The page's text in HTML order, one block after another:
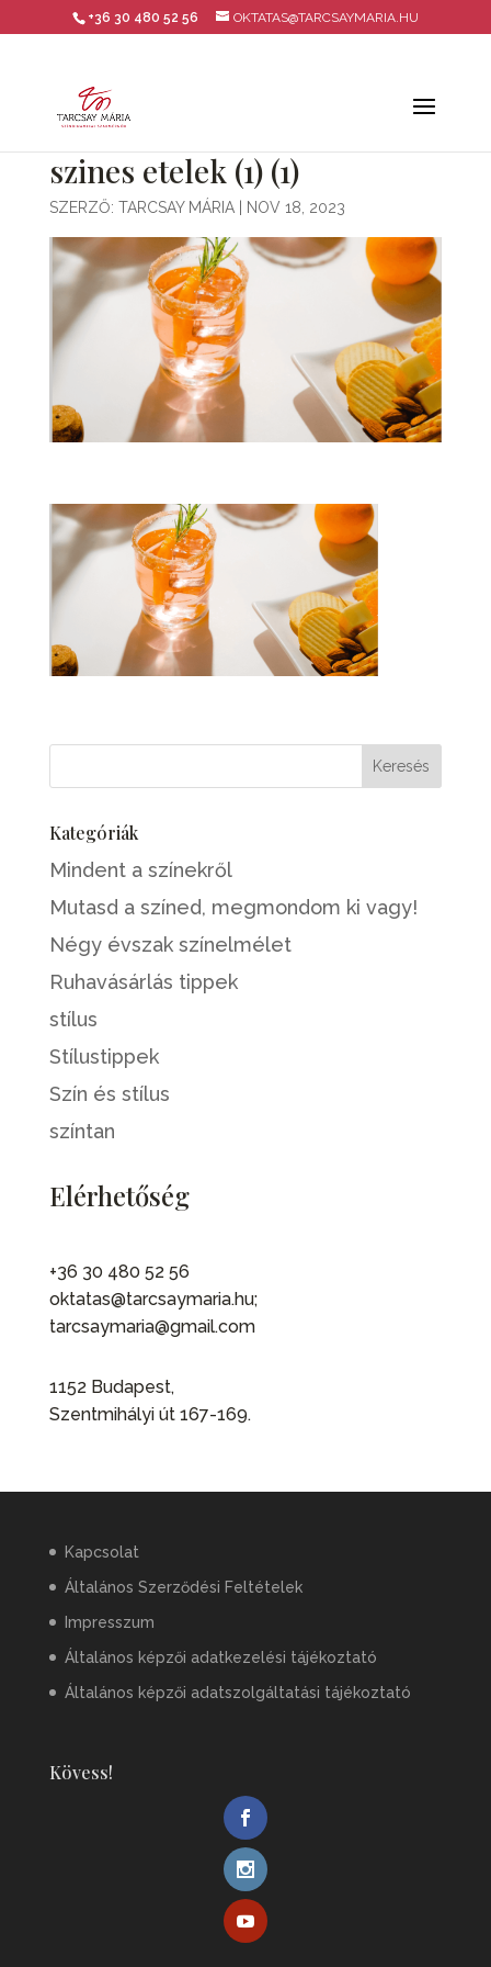
+36 30 480 52 56 OKTATAS@TARCSAYMARIA.HU
szines etelek (1) (1)
SZERZŐ: TARCSAY MÁRIA| NOV 18, 2023
Kategóriák
Mindent a színekről
Mutasd a színed, megmondom ki vagy!
Négy évszak színelmélet
Ruhavásárlás tippek
stílus
Stílustippek
Szín és stílus
színtan
Elérhetőség
+36 30 480 52 56
oktatas@tarcsaymaria.hu;
tarcsaymaria@gmail.com
1152 Budapest,
Szentmihályi út 167-169.
Kapcsolat
Általános Szerződési Feltételek
Impresszum
Általános képzői adatkezelési tájékoztató
Általános képzői adatszolgáltatási tájékoztató
Kövess!